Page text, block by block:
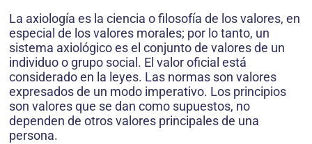
La axiología es la ciencia o filosofía de los valores, en
especial de los valores morales; por lo tanto, un
sistema axiológico es el conjunto de valores de un
individuo o grupo social. El valor oficial está
considerado en la leyes. Las normas son valores
expresados de un modo imperativo. Los principios
son valores que se dan como supuestos, no
dependen de otros valores principales de una
persona.